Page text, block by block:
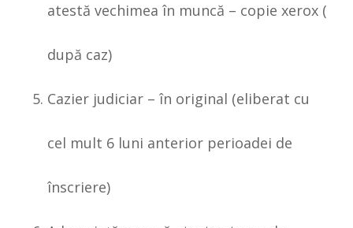
atestă vechimea în muncă – copie xerox (
după caz)
Cazier judiciar – în original (eliberat cu
cel mult 6 luni anterior perioadei de
înscriere)